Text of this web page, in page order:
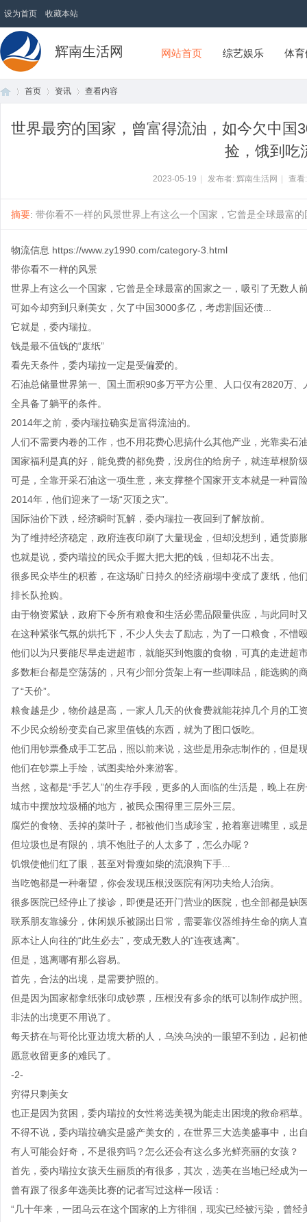
设为首页 收藏本站
辉南生活网 网站首页 综艺娱乐 体
首页 资讯 查看内容
世界最穷的国家，曾富得流油，如今欠中国
捡，饿到吃
2023-05-19 发布者: 辉南生活网 查
摘要: 带你看不一样的风景世界上有这么一个国家，它曾是全球最富
物流信息 https://www.zy1990.com/category-3.html
带你看不一样的风景
世界上有这么一个国家，它曾是全球最富的国家之一，吸引了无数人
可如今却穷到只剩美女，欠了中国3000多亿，考虑割国还债...
它就是，委内瑞拉。
钱是最不值钱的“废纸”
看先天条件，委内瑞拉一定是受偏爱的。
石油总储量世界第一、国土面积90多万平方公里、人口仅有2820万
全具备了躺平的条件。
2014年之前，委内瑞拉确实是富得流油的。
人们不需要内卷的工作，也不用花费心思搞什么其他产业，光靠卖石
国家福利是真的好，能免费的都免费，没房住的给房子，就连草根阶
可是，全靠开采石油这一项生意，来支撑整个国家开支本就是一种冒
2014年，他们迎来了一场“灭顶之灾”。
国际油价下跌，经济瞬时瓦解，委内瑞拉一夜回到了解放前。
为了维持经济稳定，政府连夜印刷了大量现金，但却没想到，通货膨
也就是说，委内瑞拉的民众手握大把大把的钱，但却花不出去。
很多民众毕生的积蓄，在这场旷日持久的经济崩塌中变成了废纸，他
排长队抢购。
由于物资紧缺，政府下令所有粮食和生活必需品限量供应，与此同时
在这种紧张气氛的烘托下，不少人失去了励志，为了一口粮食，不惜
他们以为只要能尽早走进超市，就能买到饱腹的食物，可真的走进超
多数柜台都是空荡荡的，只有少部分货架上有一些调味品，能选购
了“天价”。
粮食越是少，物价越是高，一家人几天的伙食费就能花掉几个月的工
不少民众纷纷变卖自己家里值钱的东西，就为了图口饭吃。
他们用钞票叠成手工艺品，照以前来说，这些是用杂志制作的，但是
他们在钞票上手绘，试图卖给外来游客。
当然，这都是“手艺人”的生存手段，更多的人面临的生活是，晚上在
城市中摆放垃圾桶的地方，被民众围得里三层外三层。
腐烂的食物、丢掉的菜叶子，都被他们当成珍宝，抢着塞进嘴里，或
但垃圾也是有限的，填不饱肚子的人太多了，怎么办呢？
饥饿使他们红了眼，甚至对骨瘦如柴的流浪狗下手...
当吃饱都是一种奢望，你会发现压根没医院有闲功夫给人治病。
很多医院已经停止了接诊，即便是还开门营业的医院，也全部都是缺
联系朋友靠缘分，休闲娱乐被踢出日常，需要靠仪器维持生命的病人
原本让人向往的“此生必去”，变成无数人的“连夜逃离”。
但是，逃离哪有那么容易。
首先，合法的出境，是需要护照的。
但是因为国家都拿纸张印成钞票，压根没有多余的纸可以制作成护照
非法的出境更不用说了。
每天挤在与哥伦比亚边境大桥的人，乌泱乌泱的一眼望不到边，起初
愿意收留更多的难民了。
-2-
穷得只剩美女
也正是因为贫困，委内瑞拉的女性将选美视为能走出困境的救命稻草
不得不说，委内瑞拉确实是盛产美女的，在世界三大选美盛事中，出
有人可能会好奇，不是很穷吗？怎么还会有这么多光鲜亮丽的女孩？
首先，委内瑞拉女孩天生丽质的有很多，其次，选美在当地已经成为
曾有跟了很多年选美比赛的记者写过这样一段话：
“几十年来，一团乌云在这个国家的上方徘徊，现实已经被污染，曾